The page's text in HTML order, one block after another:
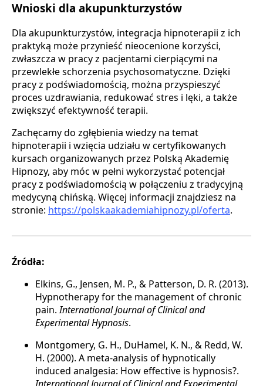
Wnioski dla akupunkturzystów
Dla akupunkturzystów, integracja hipnoterapii z ich
praktyką może przynieść nieocenione korzyści,
zwłaszcza w pracy z pacjentami cierpiącymi na
przewlekłe schorzenia psychosomatyczne. Dzięki
pracy z podświadomością, można przyspieszyć
proces uzdrawiania, redukować stres i lęki, a także
zwiększyć efektywność terapii.
Zachęcamy do zgłębienia wiedzy na temat
hipnoterapii i wzięcia udziału w certyfikowanych
kursach organizowanych przez Polską Akademię
Hipnozy, aby móc w pełni wykorzystać potencjał
pracy z podświadomością w połączeniu z tradycyjną
medycyną chińską. Więcej informacji znajdziesz na
stronie: https://polskaakademiahipnozy.pl/oferta.
Źródła:
Elkins, G., Jensen, M. P., & Patterson, D. R. (2013).
Hypnotherapy for the management of chronic
pain.International Journal of Clinical and
Experimental Hypnosis.
Montgomery, G. H., DuHamel, K. N., & Redd, W.
H. (2000). A meta-analysis of hypnotically
induced analgesia: How effective is hypnosis?.